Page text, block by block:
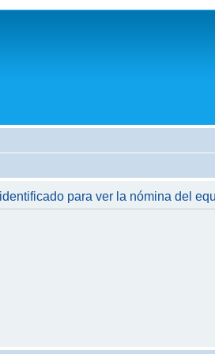
para ver la nómina del